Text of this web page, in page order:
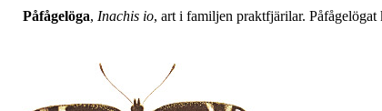
Påfågelöga, Inachis io, art i familjen praktfjärilar.